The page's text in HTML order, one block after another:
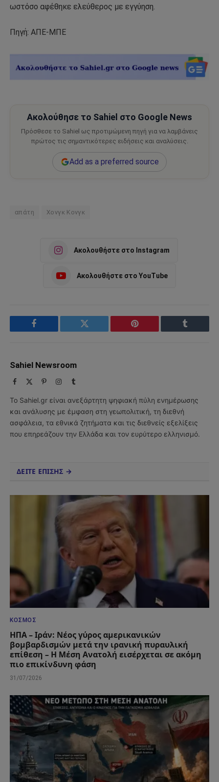
ωστόσο αφέθηκε ελεύθερος με εγγύηση.
Πηγή: ΑΠΕ-ΜΠΕ
Ακολούθησε το Sahiel στο Google News
Πρόσθεσε το Sahiel ως προτιμώμενη πηγή για να λαμβάνεις
πρώτος τις σημαντικότερες ειδήσεις και αναλύσεις.
Add as a preferred source
απάτη Χονγκ Κονγκ
Ακολουθήστε στο Instagram
Ακολουθήστε στο YouTube
Facebook Twitter Pinterest Tumblr
Sahiel Newsroom
Facebook PinterestInstagram
Tumblr
Το Sahiel.gr είναι ανεξάρτητη ψηφιακή πύλη ενημέρωσης
και ανάλυσης με έμφαση στη γεωπολιτική, τη διεθνή
ασφάλεια, τα εθνικά ζητήματα και τις διεθνείς εξελίξεις
που επηρεάζουν την Ελλάδα και τον ευρύτερο ελληνισμό.
ΔΕΙΤΕ ΕΠΙΣΗΣ →
ΚΌΣΜΟΣ
ΗΠΑ – Ιράν: Νέος γύρος αμερικανικών
βομβαρδισμών μετά την ιρανική πυραυλική
επίθεση – Η Μέση Ανατολή εισέρχεται σε ακόμη
πιο επικίνδυνη φάση
31/07/2026